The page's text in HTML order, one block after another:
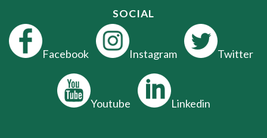
SOCIAL
Facebook Instagram Twitter
Youtube Linkedin